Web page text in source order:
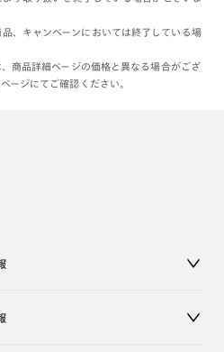
、キャンペーンにおいては終了している場
商品詳細ページの価格と異なる場合がござ
ージにてご確認ください。